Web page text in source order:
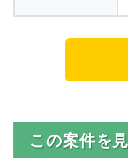
この案件を